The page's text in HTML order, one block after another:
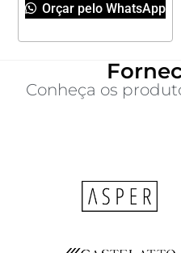
Orçar pelo WhatsApp
Conheça os